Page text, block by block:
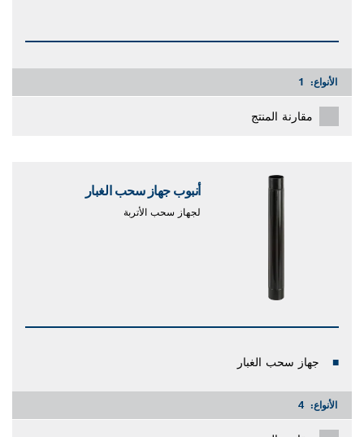
الأنواع: 1
مقارنة المنتج
أنبوب جهاز سحب الغبار
لجهاز سحب الأتربة
جهاز سحب الغبار
الأنواع: 4